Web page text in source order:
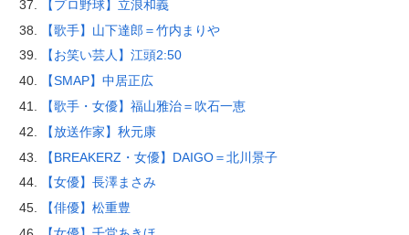
【プロ野球】立浪和義
【歌手】山下達郎＝竹内まりや
【お笑い芸人】江頭2:50
【SMAP】中居正広
【歌手・女優】福山雅治＝吹石一恵
【放送作家】秋元康
【BREAKERZ・女優】DAIGO＝北川景子
【女優】長澤まさみ
【俳優】松重豊